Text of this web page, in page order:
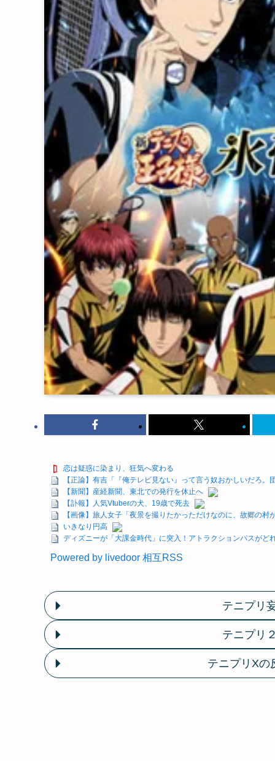
恋は疑惑に染まり、狂気へ変わる
【正論】有吉「『俺テレビ見ない』って言う奴おかしいだろ
【新聞】産経新聞、東北での発行を休止へ
【訃報】人気Vtuberの犬、19歳で死去
【画像】旅人女子「夜景を撮りたかっただけなのに、故郷の
いきなり円高
ディズニーが「大課金時代」に突入！アトラクションパスがど
Powered by livedoor 相互RSS
テニプリ
テニプリ
テニプリXの